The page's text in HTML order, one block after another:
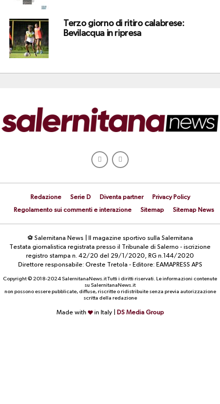
Terzo giorno di ritiro calabrese:
Bevilacqua in ripresa
Redazione Serie D Diventa partner
Privacy Policy
Regolamento sui commenti e interazione
Sitemap Sitemap News
⚽ Salernitana News | Il magazine sportivo sulla Salernitana
Testata giornalistica registrata presso il Tribunale di Salerno - iscrizione
registro stampa n. 42/20 del 29/1/2020, RG n.144/2020
Direttore responsabile: Oreste Tretola - Editore: EAMAPRESS APS
Copyright © 2018-2024 SalernitanaNews.it Tutti i diritti riservati. Le informazioni contenute
su SalernitanaNews.it
non possono essere pubblicate, diffuse, riscritte o ridistribuite senza previa autorizzazione
scritta della redazione
Made with in Italy | DS Media Group